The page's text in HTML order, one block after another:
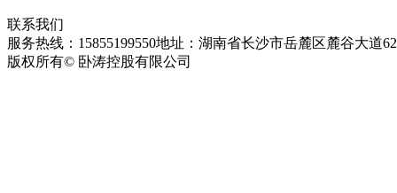
联系我们
服务热线：15855199550地址：湖南省长沙市岳麓区麓谷大道
版权所有© 卧涛控股有限公司